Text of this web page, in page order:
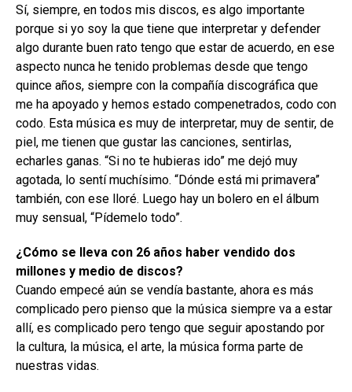
Sí, siempre, en todos mis discos, es algo importante
porque si yo soy la que tiene que interpretar y defender
algo durante buen rato tengo que estar de acuerdo, en ese
aspecto nunca he tenido problemas desde que tengo
quince años, siempre con la compañía discográfica que
me ha apoyado y hemos estado compenetrados, codo con
codo. Esta música es muy de interpretar, muy de sentir, de
piel, me tienen que gustar las canciones, sentirlas,
echarles ganas. “Si no te hubieras ido” me dejó muy
agotada, lo sentí muchísimo. “Dónde está mi primavera”
también, con ese lloré. Luego hay un bolero en el álbum
muy sensual, “Pídemelo todo”.
¿Cómo se lleva con 26 años haber vendido dos
millones y medio de discos?
Cuando empecé aún se vendía bastante, ahora es más
complicado pero pienso que la música siempre va a estar
allí, es complicado pero tengo que seguir apostando por
la cultura, la música, el arte, la música forma parte de
nuestras vidas.